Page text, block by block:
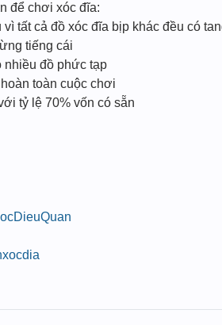
để chơi xóc đĩa:
tất cả đồ xóc đĩa bịp khác đều có
tiếng cái
nhiều đồ phức tạp
toàn cuộc chơi
tỷ lệ 70% vốn có sẵn